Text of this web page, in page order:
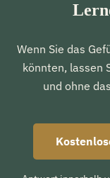
Wenn Sie das
könnten, lassen
und ohne